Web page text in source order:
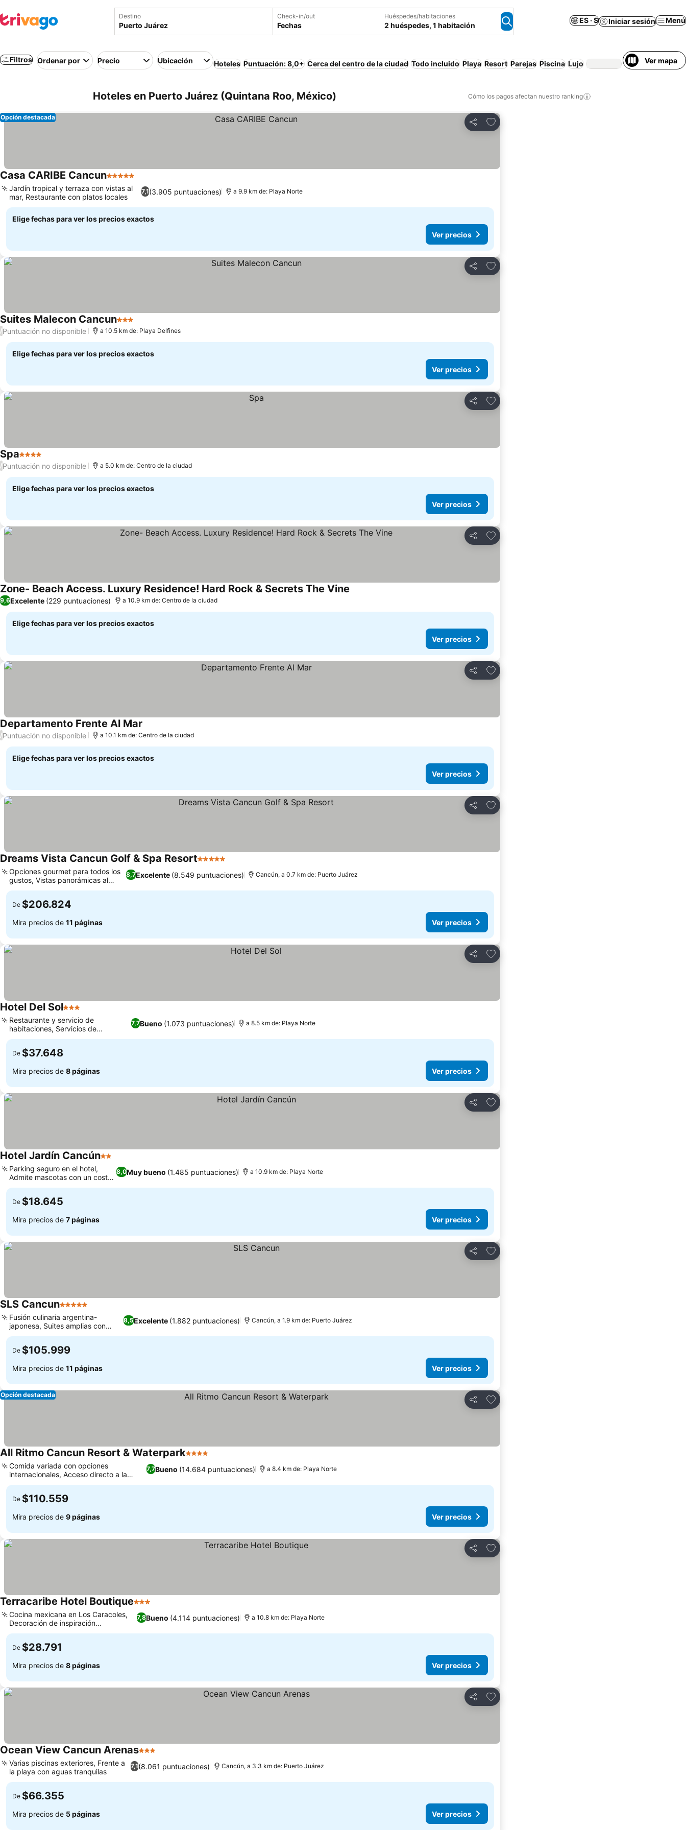
Destino Check-in/out
Fechas
Huéspedes/habitaciones
2 huéspedes, 1 habitación
ES · $ Iniciar sesión Menú
Filtros Ordenar por Precio Ubicación Hoteles Puntuación: 8,0+ Cerca del centro de la ciudad Todo incluido Playa Resort Parejas Piscina Lujo Cancelación
Ver mapa
Hoteles en Puerto Juárez (Quintana Roo, México) Cómo los pagos afectan nuestro ranking
Compartir
Agregar a favoritos
Opción destacada
Casa CARIBE Cancun5 Estrellas
7,1(3.905 puntuaciones)
Jardín tropical y terraza con vistas al
mar, Restaurante con platos locales
a 9.9 km de: Playa Norte
Elige fechas para ver los precios exactos
Ver precios
Compartir
Agregar a favoritos
Suites Malecon Cancun3 Estrellas
/Puntuación no disponible a 10.5 km de: Playa Delfines
Elige fechas para ver los precios exactos
Ver precios
Compartir
Agregar a favoritos
Spa4 Estrellas
/Puntuación no disponible a 5.0 km de: Centro de la ciudad
Elige fechas para ver los precios exactos
Ver precios
Compartir
Agregar a favoritos
Zone- Beach Access. Luxury Residence! Hard Rock & Secrets The Vine
9,6Excelente (229 puntuaciones) a 10.9 km de: Centro de la ciudad
Elige fechas para ver los precios exactos
Ver precios
Compartir
Agregar a favoritos
Departamento Frente Al Mar
/Puntuación no disponible a 10.1 km de: Centro de la ciudad
Elige fechas para ver los precios exactos
Ver precios
Compartir
Agregar a favoritos
Dreams Vista Cancun Golf & Spa Resort5 Estrellas
8,7Excelente (8.549 puntuaciones)
Opciones gourmet para todos los
gustos, Vistas panorámicas al
Caribe
Cancún, a 0.7 km de: Puerto Juárez
De $206.824
Mira precios de 11 páginas Ver precios
Compartir
Agregar a favoritos
Hotel Del Sol3 Estrellas
7,7Bueno (1.073 puntuaciones)
Restaurante y servicio de
habitaciones, Servicios de
conserjería y tours
a 8.5 km de: Playa Norte
De $37.648
Mira precios de 8 páginas Ver precios
Compartir
Agregar a favoritos
Hotel Jardín Cancún2 Estrellas
8,0Muy bueno (1.485 puntuaciones)
Parking seguro en el hotel,
Admite mascotas con un coste
extra
a 10.9 km de: Playa Norte
De $18.645
Mira precios de 7 páginas Ver precios
Compartir
Agregar a favoritos
SLS Cancun5 Estrellas
8,5Excelente (1.882 puntuaciones)
Fusión culinaria argentina-
japonesa, Suites amplias con
vistas al mar
Cancún, a 1.9 km de: Puerto Juárez
De $105.999
Mira precios de 11 páginas Ver precios
Compartir
Agregar a favoritos
Opción destacada
All Ritmo Cancun Resort & Waterpark4 Estrellas
7,7Bueno (14.684 puntuaciones)
Comida variada con opciones
internacionales, Acceso directo a la
playa y vistas al mar
a 8.4 km de: Playa Norte
De $110.559
Mira precios de 9 páginas Ver precios
Compartir
Agregar a favoritos
Terracaribe Hotel Boutique3 Estrellas
7,8Bueno (4.114 puntuaciones)
Cocina mexicana en Los Caracoles,
Decoración de inspiración
mediterránea
a 10.8 km de: Playa Norte
De $28.791
Mira precios de 8 páginas Ver precios
Compartir
Agregar a favoritos
Ocean View Cancun Arenas3 Estrellas
7,1(8.061 puntuaciones)
Varias piscinas exteriores, Frente a
la playa con aguas tranquilas
Cancún, a 3.3 km de: Puerto Juárez
De $66.355
Mira precios de 5 páginas Ver precios